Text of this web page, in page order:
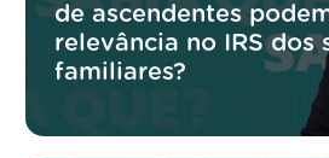
de ascendentes
relevância no IRS dos
familiares?